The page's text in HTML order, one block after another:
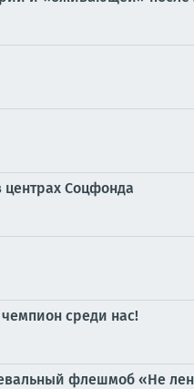
Соцфонда
среди нас!
флешмоб «Не